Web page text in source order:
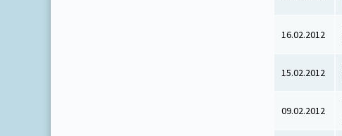
16.02.2012
15.02.2012
09.02.2012